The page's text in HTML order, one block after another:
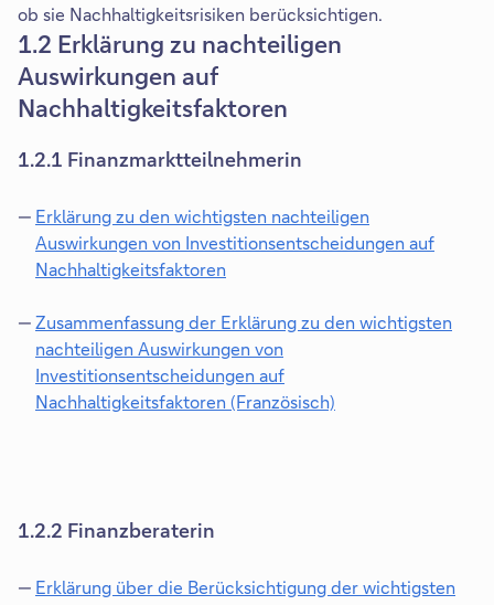
ob sie Nachhaltigkeitsrisiken berücksichtigen.
1.2 Erklärung zu nachteiligen
Auswirkungen auf
Nachhaltigkeitsfaktoren
1.2.1 Finanzmarktteilnehmerin
Erklärung zu den wichtigsten nachteiligen
Auswirkungen von Investitionsentscheidungen auf
Nachhaltigkeitsfaktoren
e
s
e
r
Zusammenfassung der Erklärung zu den wichtigsten
nachteiligen Auswirkungen von
Investitionsentscheidungen auf
Nachhaltigkeitsfaktoren (Französisch)
1.2.2 Finanzberaterin
Erklärung über die Berücksichtigung der wichtigsten